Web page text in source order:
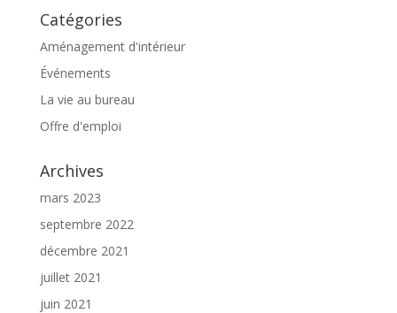
Catégories
Aménagement d'intérieur
Événements
La vie au bureau
Offre d'emploi
Archives
mars 2023
septembre 2022
décembre 2021
juillet 2021
juin 2021